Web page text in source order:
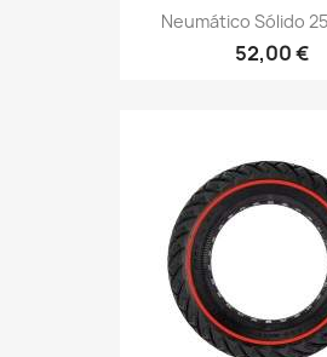
Neumático Sólido
52,00 €